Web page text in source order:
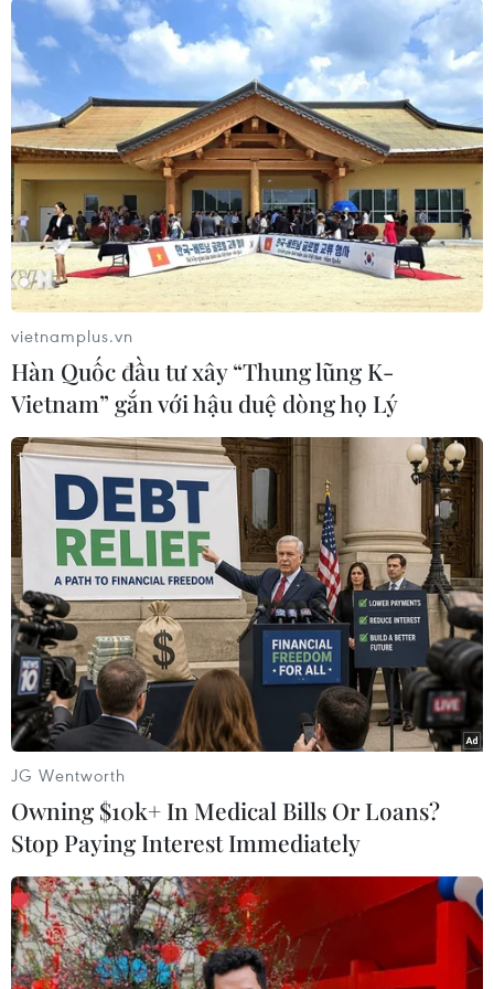
#tin tức
#tin tức mới nhất
#tin tức 24h
#tin tức mới nhất trong ngày
#tin tức thời sự
#tin tức hot
#tin tức an ninh #tin tức hot
#an ninh
#an ninh nghệ an
#thời sự
#thời sự hôm nay
#bản tin thời sự
#tội phạm
#truy nã
#tội phạm hình sự
#hình sự #công an
#vụ án
#phạm pháp
#pháp luật #pháp đình
#xã hội
#an ninh xã hội
#chính trị #VietnamPlus
#Vietnam
#Plus.
Mỹ Triều Tiên
TIN LIÊN QUAN
Triều Tiên xác nhận phóng tên lửa có khả
vietnamplus.vn
Hàn Quốc đầu tư xây “Thung lũng K-
Vietnam” gắn với hậu duệ dòng họ Lý
JG Wentworth
Owning $10k+ In Medical Bills Or Loans?
Stop Paying Interest Immediately